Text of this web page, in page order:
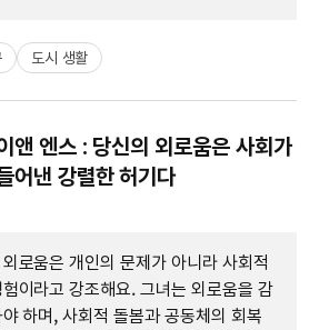
도시 생활
앤 엔스 : 당신의 외로움은 사회가
어낸 강렬한 허기다
로움은 개인의 문제가 아니라 사회적
이라고 강조해요. 그녀는 외로움을 감
하며, 사회적 돌봄과 공동체의 회복